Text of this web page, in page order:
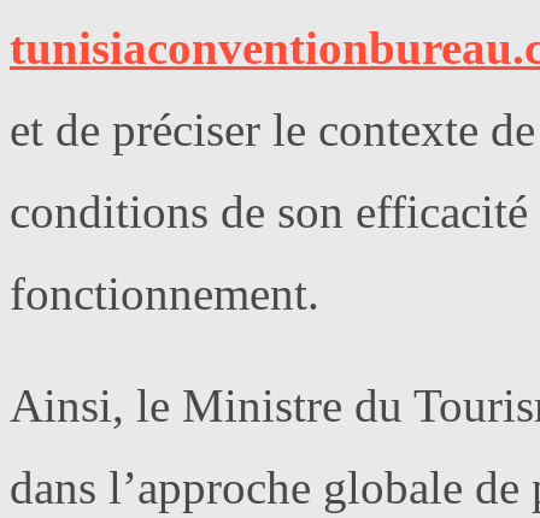
et de préciser le contexte
conditions de son
fonctionnement.
Ainsi, le Ministre du
dans l’approche globale